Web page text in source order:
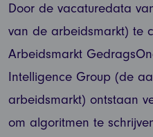
Door de vacaturedata
van de arbeidsmarkt) te
Arbeidsmarkt
Intelligence Group (de
arbeidsmarkt) ontstaan
om algoritmen te